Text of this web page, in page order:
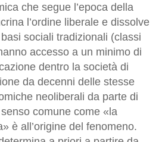
che segue l’epoca della
l’ordine liberale e dissolve
sociali tradizionali (classi
accesso a un minimo di
dentro la società di
da decenni delle stesse
neoliberali da parte di
comune come «la
è all’origine del fenomeno.